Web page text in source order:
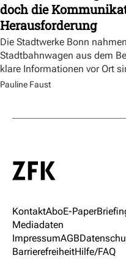
doch die
Herausforderung
Die Stadtwerke Bonn
Stadtbahnwagen aus dem
klare Informationen vor Ort
Pauline Faust
KontaktAboE-Paper
Mediadaten
ImpressumAGB
BarrierefreiheitHilfe/FAQ